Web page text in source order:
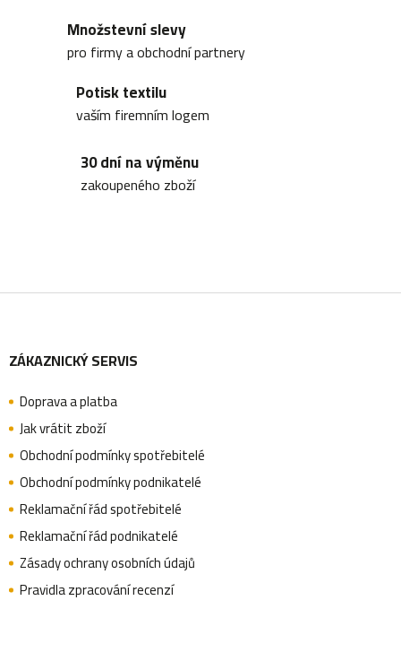
d
c
u
Množstevní slevy
pro firmy a obchodní partnery
Potisk textilu
vaším firemním logem
30 dní na výměnu
zakoupeného zboží
á
p
a
t
ZÁKAZNICKÝ SERVIS
Doprava a platba
Jak vrátit zboží
Obchodní podmínky spotřebitelé
Obchodní podmínky podnikatelé
Reklamační řád spotřebitelé
Reklamační řád podnikatelé
Zásady ochrany osobních údajů
Pravidla zpracování recenzí